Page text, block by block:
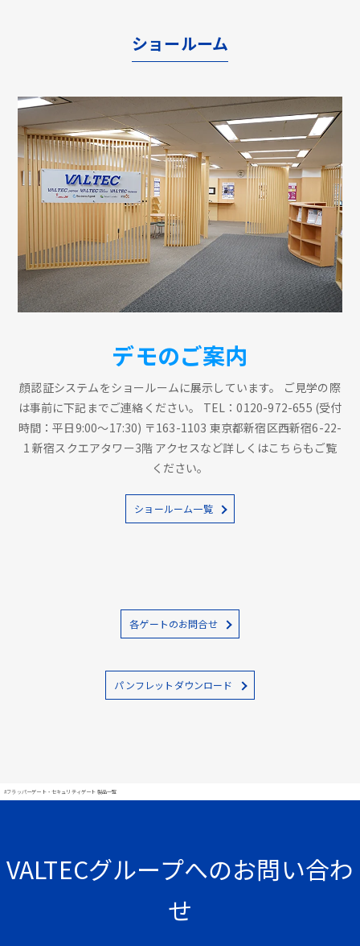
ショールーム
デモのご案内
顔認証システムをショールームに展示しています。 ご見学の際
は事前に下記までご連絡ください。 TEL：0120-972-655 (受付
時間：平日9:00～17:30) 〒163-1103 東京都新宿区西新宿6-22-
1 新宿スクエアタワー3階 アクセスなど詳しくはこちらもご覧
ください。
ショールーム一覧
各ゲートのお問合せ
パンフレットダウンロード
#フラッパーゲート・セキュリティゲート 製品一覧
VALTECグループへのお問い合わ
せ